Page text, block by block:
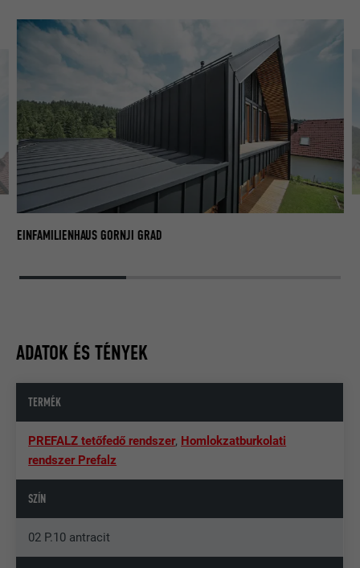
EINFAMILIENHAUS GORNJI GRAD
ADATOK ÉS TÉNYEK
TERMÉK
PREFALZ tetőfedő rendszer, Homlokzatburkolati
rendszer Prefalz
SZÍN
02 P.10 antracit